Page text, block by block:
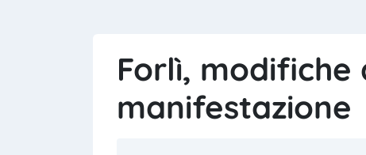
Forlì,
manifestazione